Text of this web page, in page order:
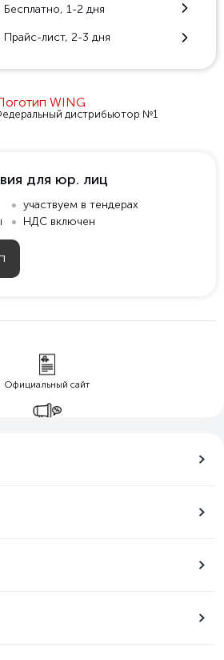
Бесплатно, 1-2 дня
Прайс-лист, 2-3 дня
дистрибьютор №1
для юр. лиц
участвуем в тендерах
НДС включен
Официальный сайт